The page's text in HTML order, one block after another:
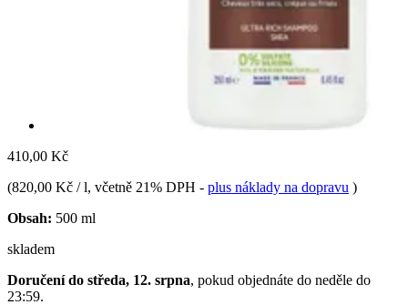
410,00 Kč
(820,00 Kč / l, včetně 21% DPH - plus náklady na dopravu )
Obsah: 500 ml
skladem
Doručení do středa, 12. srpna, pokud objednáte do neděle do
23:59.